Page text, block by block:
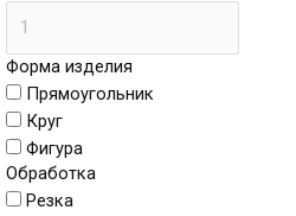
Форма изделия
Прямоугольник
Круг
Фигура
Обработка
Резка